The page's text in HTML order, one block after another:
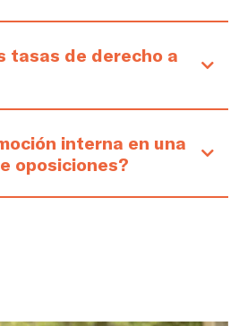
tasas de derecho a
interna en una
oposiciones?